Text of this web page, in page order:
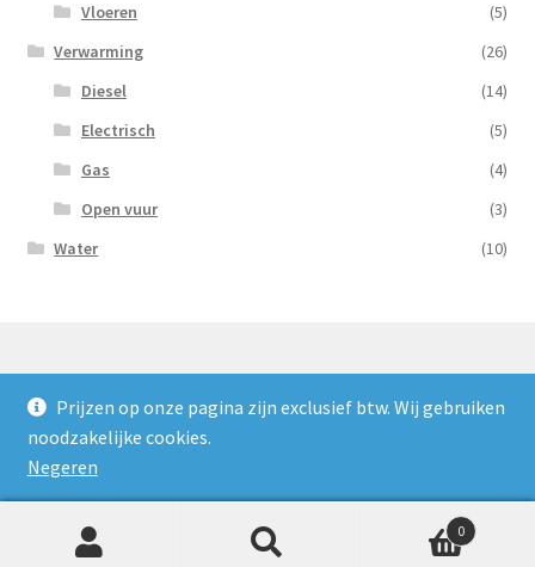
Prijzen op onze pagina zijn exclusief btw. Wij gebruiken
noodzakelijke cookies.
Negeren
Vloeren
(5)
Verwarming
(26)
Diesel
(14)
Electrisch
(5)
Gas
(4)
Open vuur
(3)
Water
(10)
© Nooijens Verhuur 2026
Privacybeleid
Gebouwd met WooCommerce
0